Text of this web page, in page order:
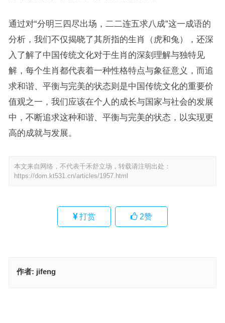
通过对“分明三四尽出场，二二连五求八成”这一成语的
分析，我们不仅揭晓了其所指的生肖（虎和兔），还深
入了解了中国传统文化对于生肖的深刻理解与独特见
解，每个生肖都代表着一种性格特点与象征意义，而追
求和谐、平衡与完美的状态则是中国传统文化的重要价
值观之一，我们应该在个人的成长与国家与社会的发展
中，不断追求这种和谐、平衡与完美的状态，以实现更
高的成就与发展。
本文来自网络，不代表千禾舒立场，转载请注明出处：
https://dom.kt531.cn/articles/1957.html
打赏 2赞
作者: jifeng